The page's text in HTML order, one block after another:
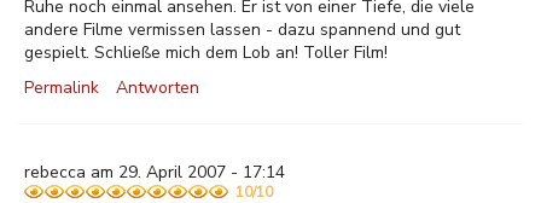
Ruhe noch einmal ansehen. Er ist von einer Tiefe, die viele
andere Filme vermissen lassen - dazu spannend und gut
gespielt. Schließe mich dem Lob an! Toller Film!
Permalink
Antworten
rebecca am 29. April 2007 - 17:14
10/10